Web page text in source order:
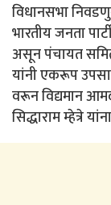
विधानसभा
भारतीय जनता
असून पंचायत
यांनी एकरूप
वरून विद्यमान
सिद्धाराम म्हेत्रे